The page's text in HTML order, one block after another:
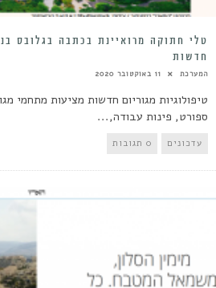
טלי חתוקה מרואיינת בכתבה בגלובס
חדשות
המערכת 11 באוקטובר 2020
טיפולוגיות מגוריום חדשות מציעות מתחמי
ספורט, פינות עבודה,...
עדכונים 0 תגובות